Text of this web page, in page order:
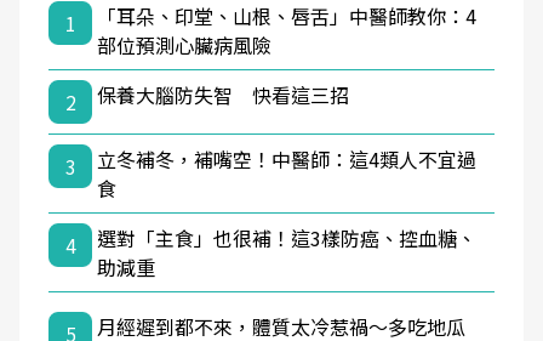
1
「耳朵、印堂、山根、唇舌」中醫師教你：4
部位預測心臟病風險
2
保養大腦防失智 快看這三招
3
立冬補冬，補嘴空！中醫師：這4類人不宜過
食
4
選對「主食」也很補！這3樣防癌、控血糖、
助減重
5
月經遲到都不來，體質太冷惹禍〜多吃地瓜